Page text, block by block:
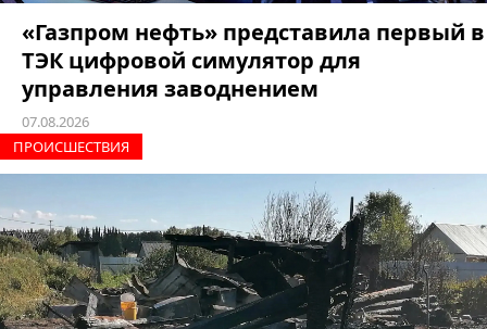
«Газпром нефть» представила первый в
ТЭК цифровой симулятор для
управления заводнением
07.08.2026
ПРОИCШЕСТВИЯ